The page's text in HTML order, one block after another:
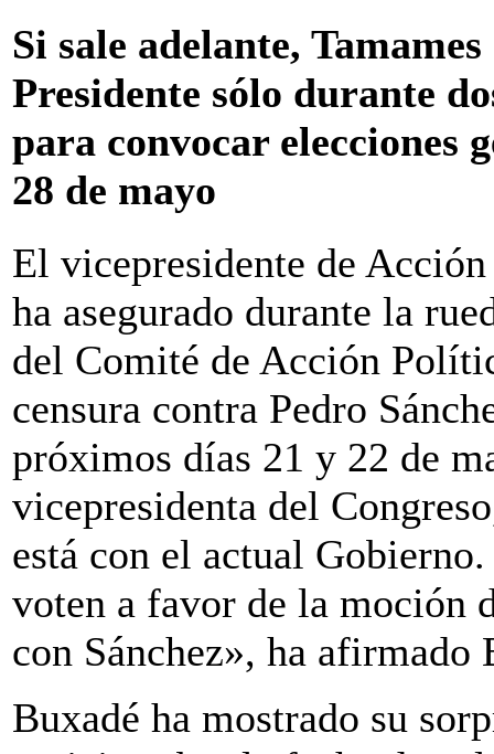
Si sale adelante, Tamames
Presidente sólo durante
para convocar elecciones
28 de mayo
El vicepresidente de
ha asegurado durante la
del Comité de Acción
censura contra Pedro
próximos días 21 y 22 de
vicepresidenta del
está con el actual
voten a favor de la moción
con Sánchez», ha afirmado
Buxadé ha mostrado su